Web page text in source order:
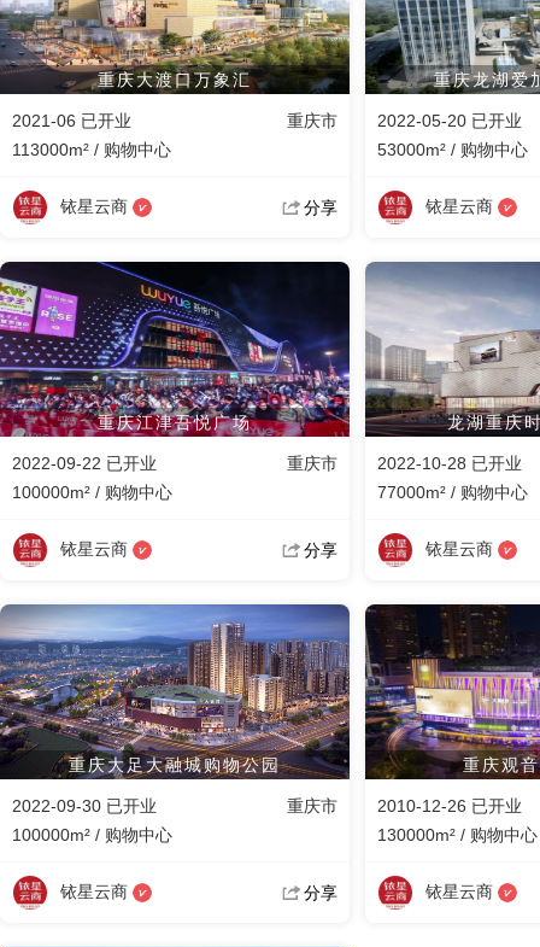
重庆大渡口万象汇
2021-06 已开业
重庆市
113000m² / 购物中心
铱星云商 分享
重庆龙湖爱
2022-05-20 已开业
53000m² / 购物中心
铱星云商
重庆江津吾悦广场
2022-09-22 已开业
重庆市
100000m² / 购物中心
铱星云商 分享
龙湖重庆
2022-10-28 已开业
77000m² / 购物中心
铱星云商
重庆大足大融城购物公园
2022-09-30 已开业
重庆市
100000m² / 购物中心
铱星云商 分享
重庆观
2010-12-26 已开业
130000m² / 购物中心
铱星云商